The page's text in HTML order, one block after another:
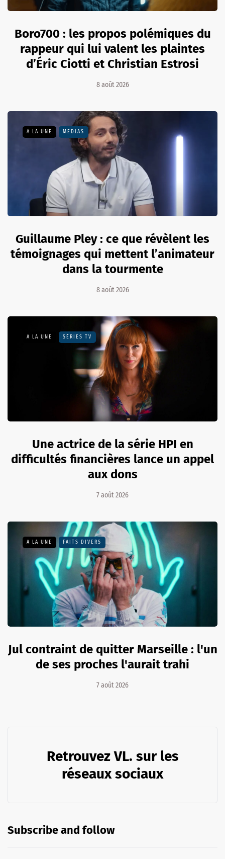
Boro700 : les propos polémiques du
rappeur qui lui valent les plaintes
d’Éric Ciotti et Christian Estrosi
8 août 2026
A LA UNE MÉDIAS
Guillaume Pley : ce que révèlent les
témoignages qui mettent l’animateur
dans la tourmente
8 août 2026
A LA UNE SÉRIES TV
Une actrice de la série HPI en
difficultés financières lance un appel
aux dons
7 août 2026
A LA UNE FAITS DIVERS
Jul contraint de quitter Marseille : l'un
de ses proches l'aurait trahi
7 août 2026
Retrouvez VL. sur les
réseaux sociaux
Subscribe and follow